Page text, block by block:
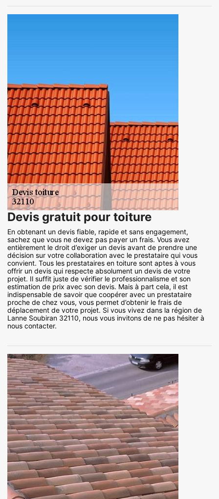
Devis gratuit pour toiture
En obtenant un devis fiable, rapide et sans engagement,
sachez que vous ne devez pas payer un frais. Vous avez
entièrement le droit d’exiger un devis avant de prendre une
décision sur votre collaboration avec le prestataire qui vous
convient. Tous les prestataires en toiture sont aptes à vous
offrir un devis qui respecte absolument un devis de votre
projet. Il suffit juste de vérifier le professionnalisme et son
estimation de prix avec son devis. Mais à part cela, il est
indispensable de savoir que coopérer avec un prestataire
proche de chez vous, vous permet d’obtenir le frais de
déplacement de votre projet. Si vous vivez dans la région de
Lanne Soubiran 32110, nous vous invitons de ne pas hésiter à
nous contacter.